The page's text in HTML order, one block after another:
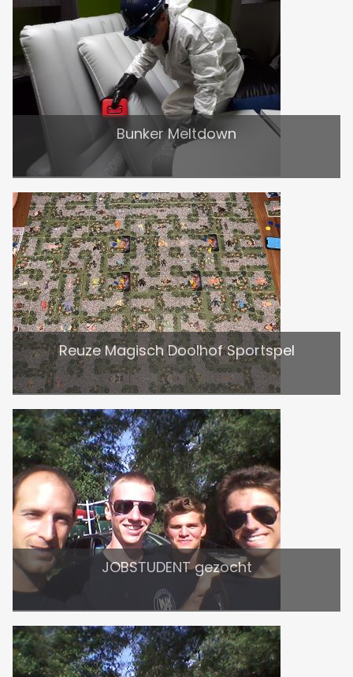
Bunker Meltdown
Reuze Magisch Doolhof Sportspel
JOBSTUDENT gezocht